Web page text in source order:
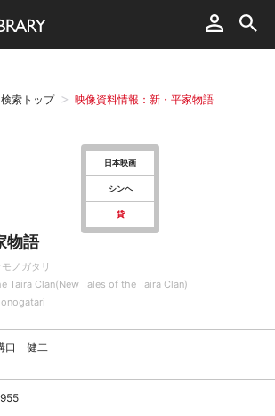
索トップ 映像資料情報：新・平家物語
日本映画
シンヘ
貸
物語
ノガタリ
Taira Clan(New Tales of the Taira Clan)
口 健二